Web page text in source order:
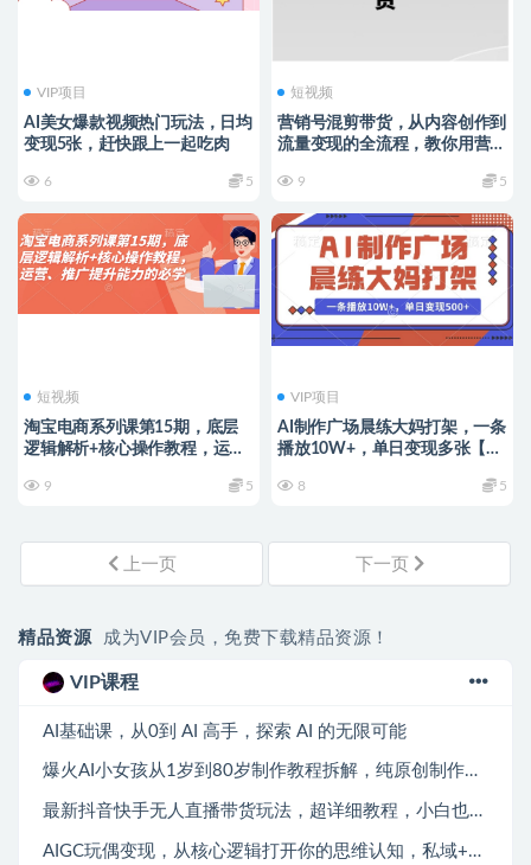
VIP项目
AI美女爆款视频热门玩法，日均
变现5张，赶快跟上一起吃肉
6 5
短视频
营销号混剪带货，从内容创作到
流量变现的全流程，教你用营销
9 5
短视频
淘宝电商系列课第15期，底层
逻辑解析+核心操作教程，运
+配套资料
9 5
VIP项目
AI制作广场晨练大妈打架，一条
播放10W+，单日变现多张【揭
8 5
上一页 下一页
精品资源 成为VIP会员，免费下载精品资源！
VIP课程
AI基础课，从0到 AI 高手，探索 AI 的无限可能
爆火AI小女孩从1岁到80岁制作教程拆解，纯原创制作，日入多张
最新抖音快手无人直播带货玩法，超详细教程，小白也能学
AIGC玩偶变现，从核心逻辑打开你的思维认知，私域+品牌IP的打造，让原本五元的玩偶溢价到150元